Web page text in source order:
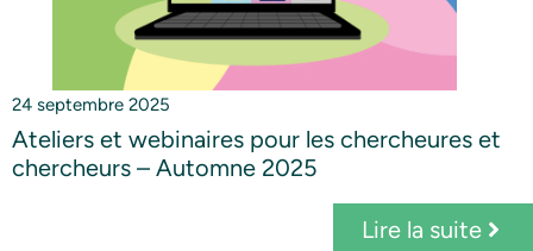
24 septembre 2025
Ateliers et webinaires pour les chercheures et
chercheurs – Automne 2025
Lire la suite